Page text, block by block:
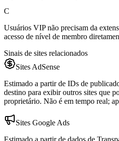
C
Usuários VIP não precisam da
acesso de nível de membro
Sinais de sites relacionados
Sites AdSense
Estimado a partir de IDs de
destino para exibir outros sites que
proprietário. Não é em tempo real;
Sites Google Ads
Estimado a partir de dados de